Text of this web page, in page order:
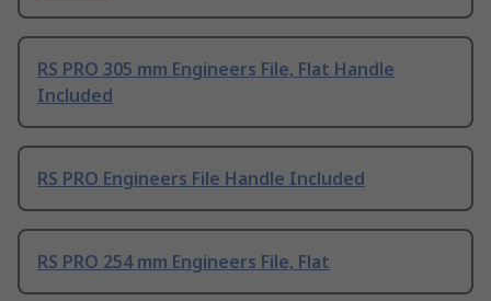
RS PRO 305 mm Engineers File, Flat Handle
Included
RS PRO Engineers File Handle Included
RS PRO 254 mm Engineers File, Flat